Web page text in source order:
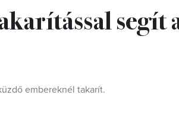
segít
embereknél takarít.